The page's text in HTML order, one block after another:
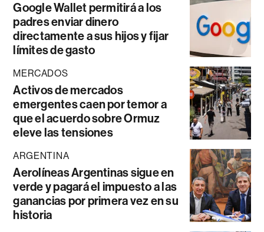
Google Wallet permitirá a los
padres enviar dinero
directamente a sus hijos y fijar
límites de gasto
MERCADOS
Activos de mercados
emergentes caen por temor a
que el acuerdo sobre Ormuz
eleve las tensiones
ARGENTINA
Aerolíneas Argentinas sigue en
verde y pagará el impuesto a las
ganancias por primera vez en su
historia